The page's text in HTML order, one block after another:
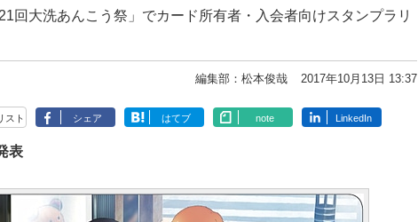
回大洗あんこう祭」でカード所有者・入会者向けスタンプラリ
編集部：松本俊哉 2017年10月13日 13:37
スト シェア はてブ note LinkedIn
表